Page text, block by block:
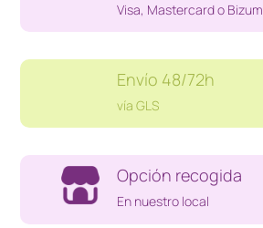
FLARE
cantidad
Visa, Mastercard o Bizum
Envío 48/72h
vía GLS
Opción recogida
En nuestro local